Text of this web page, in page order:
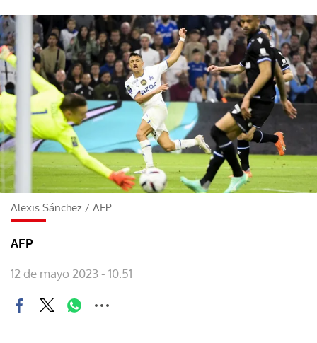
Alexis Sánchez / AFP
AFP
12 de mayo 2023 - 10:51